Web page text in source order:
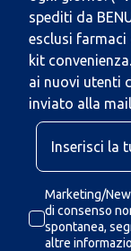
spediti da
esclusi
kit
ai nuovi utenti
inviato alla
Marketing/
di consenso
spontanea,
altre